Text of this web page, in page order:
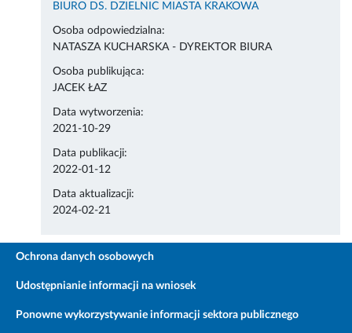
BIURO DS. DZIELNIC MIASTA KRAKOWA
Osoba odpowiedzialna:
NATASZA KUCHARSKA - DYREKTOR BIURA
Osoba publikująca:
JACEK ŁAZ
Data wytworzenia:
2021-10-29
Data publikacji:
2022-01-12
Data aktualizacji:
2024-02-21
Ochrona danych osobowych
Udostępnianie informacji na wniosek
Ponowne wykorzystywanie informacji sektora publicznego